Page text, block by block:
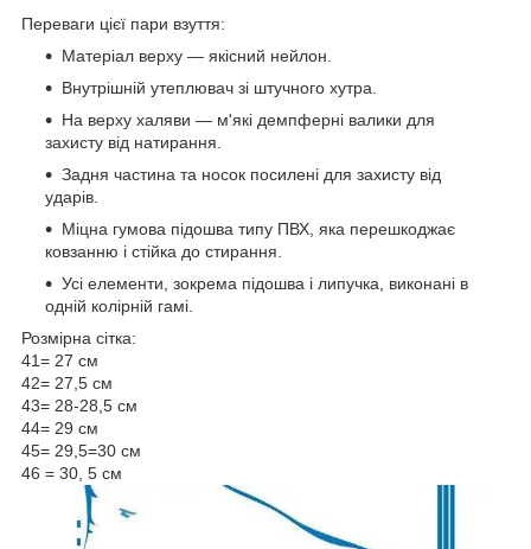
Переваги цієї пари взуття:
Матеріал верху — якісний нейлон.
Внутрішній утеплювач зі штучного хутра.
На верху халяви — м'які демпферні валики для
захисту від натирання.
Задня частина та носок посилені для захисту від
ударів.
Міцна гумова підошва типу ПВХ, яка перешкоджає
ковзанню і стійка до стирання.
Усі елементи, зокрема підошва і липучка, виконані в
одній колірній гамі.
Розмірна сітка:
41= 27 см
42= 27,5 см
43= 28-28,5 см
44= 29 см
45= 29,5=30 см
46 = 30, 5 см